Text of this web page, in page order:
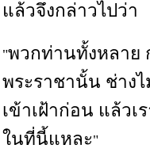
แล้วจึงกล่าวไปว่า
"พวกท่านทั้งหลาย
พระราชานั้น ช่างไ
เข้าเฝ้าก่อน แล้ว
ในที่นี้แหละ"